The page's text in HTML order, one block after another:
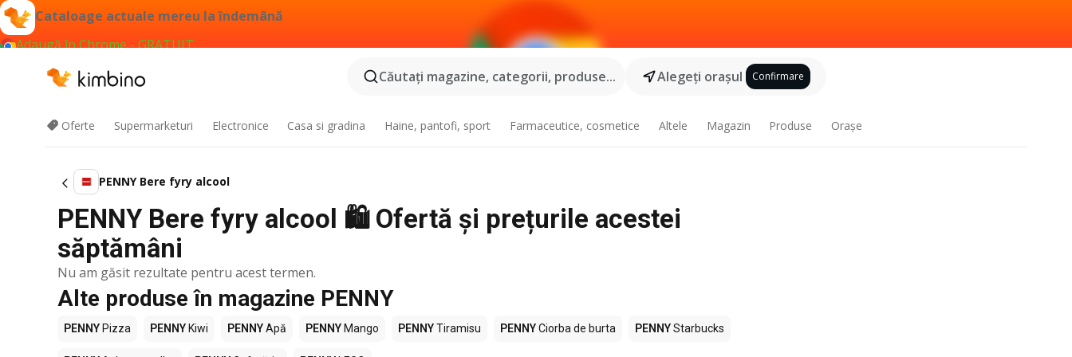
Cataloage actuale mereu la îndemână
Adaugă în Chrome - GRATUIT
Căutaţi magazine, categorii, produse...
Alegeţi oraşul Confirmare
Oferte Supermarketuri Electronice Casa si gradina Haine, pantofi, sport Farmaceutice, cosmetice Altele Magazin Produse Oraşe
PENNY Bere fyry alcool
PENNY Bere fyry alcool 🛍️ Ofertă și prețurile acestei
săptămâni
Nu am găsit rezultate pentru acest termen.
Alte produse în magazine PENNY
PENNY Pizza PENNY Kiwi PENNYApă PENNY Mango PENNYTiramisu PENNYCiorba de burta PENNYStarbucks